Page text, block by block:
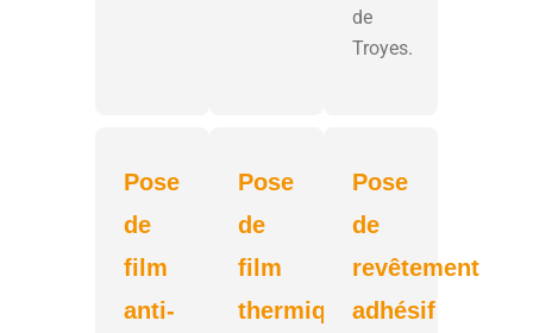
de
Troyes.
Pose
de
film
anti-
Pose
de
film
thermique
Pose
de
revêtement
adhésif